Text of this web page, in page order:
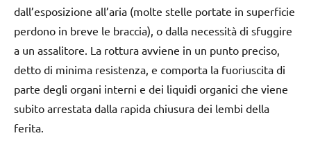
dall’esposizione all’aria (molte stelle portate in superficie
perdono in breve le braccia), o dalla necessità di sfuggire
a un assalitore. La rottura avviene in un punto preciso,
detto di minima resistenza, e comporta la fuoriuscita di
parte degli organi interni e dei liquidi organici che viene
subito arrestata dalla rapida chiusura dei lembi della
ferita.